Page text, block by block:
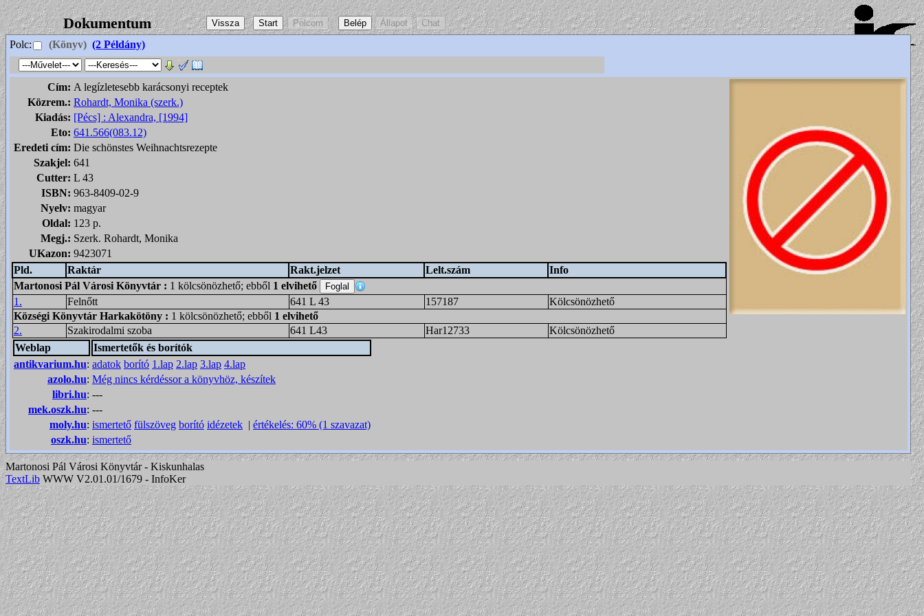
Dokumentum
Polc: (Könyv) (2 Példány)
Cím: A legízletesebb karácsonyi receptek
Közrem.: Rohardt, Monika (szerk.)
Kiadás: [Pécs] : Alexandra, [1994]
Eto: 641.566(083.12)
Eredeti cím: Die schönstes Weihnachtsrezepte
Szakjel: 641
Cutter: L 43
ISBN: 963-8409-02-9
Nyelv: magyar
Oldal: 123 p.
Megj.: Szerk. Rohardt, Monika
UKazon: 9423071
Pld.
Raktár Rakt.jelzet Lelt.szám
Info
Martonosi Pál Városi Könyvtár : 1 kölcsönözhető; ebből 1 elvihető
1.
Felnőtt 641 L 43 157187
Kölcsönözhető
Községi Könyvtár Harkakötöny : 1 kölcsönözhető; ebből 1 elvihető
2.
Szakirodalmi szoba 641 L43 Har12733
Kölcsönözhető
Weblap
Ismertetők és borítók
antikvarium.hu: adatok borító 1.lap 2.lap 3.lap 4.lap
azolo.hu: Még nincs kérdéssor a könyvhöz, készítek
libri.hu: ---
mek.oszk.hu: ---
moly.hu: ismertető fülszöveg borító idézetek | értékelés: 60% (1 szavazat)
oszk.hu: ismertető
Martonosi Pál Városi Könyvtár - Kiskunhalas
TextLib WWW V2.01.01/1679 - InfoKer